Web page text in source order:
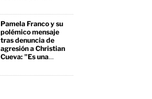
Pamela Franco y su
polémico mensaje
tras denuncia de
agresión a Christian
Cueva: "Es una